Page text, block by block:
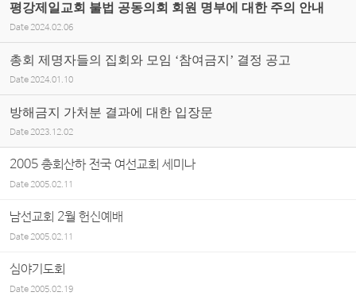
평강제일교회 불법 공동의회 회원 명부에 대한 주의 안내
Date 2024.02.06
총회 제명자들의 집회와 모임 ‘참여금지’ 결정 공고
Date 2024.01.10
방해금지 가처분 결과에 대한 입장문
Date 2023.12.02
2005 총회산하 전국 여선교회 세미나
Date2005.02.11
남선교회 2월 헌신예배
Date2005.02.11
심야기도회
Date2005.02.19